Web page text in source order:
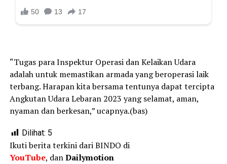
“Tugas para Inspektur Operasi dan Kelaikan Udara
adalah untuk memastikan armada yang beroperasi laik
terbang. Harapan kita bersama tentunya dapat tercipta
Angkutan Udara Lebaran 2023 yang selamat, aman,
nyaman dan berkesan,” ucapnya.(bas)
Dilihat: 5
Ikuti berita terkini dari BINDO di
YouTube, danDailymotion